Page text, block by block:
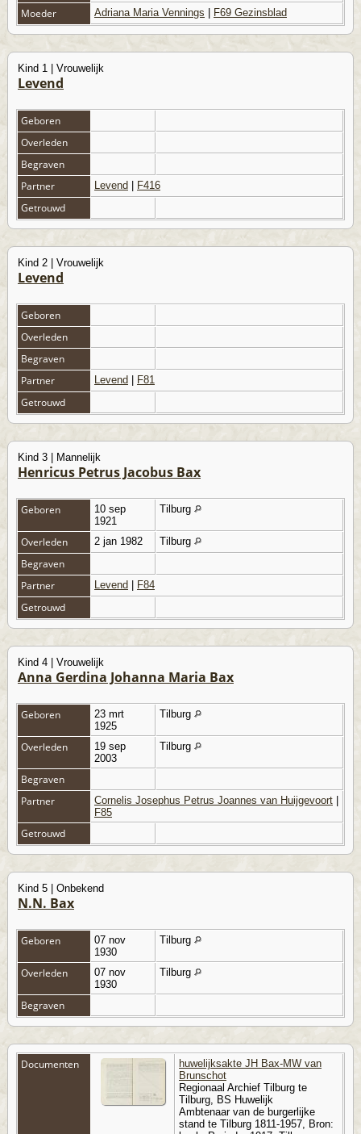
Moeder Adriana Maria Vennings F69 Gezinsblad
Kind 1 | Vrouwelijk
Levend
Geboren
Overleden
Begraven
Partner
Levend F416
Getrouwd
Kind 2 | Vrouwelijk
Levend
Geboren
Overleden
Begraven
Partner
Levend F81
Getrouwd
Kind 3 | Mannelijk
Henricus Petrus Jacobus Bax
Geboren
10 sep
1921
Tilburg
Overleden 2 jan 1982 Tilburg
Begraven
Partner
Levend F84
Getrouwd
Kind 4 | Vrouwelijk
Anna Gerdina Johanna Maria Bax
Geboren
23 mrt
1925
Tilburg
Overleden
19 sep
2003
Tilburg
Begraven
Partner
Cornelis Josephus Petrus Joannes van Huijgevoort
F85
Getrouwd
Kind 5 | Onbekend
N.N. Bax
Geboren
07 nov
1930
Tilburg
Overleden
07 nov
1930
Tilburg
Begraven
Documenten
huwelijksakte JH Bax-MW van
Brunschot
Regionaal Archief Tilburg te
Tilburg, BS Huwelijk
Ambtenaar van de burgerlijke
stand te Tilburg 1811-1957, Bron: